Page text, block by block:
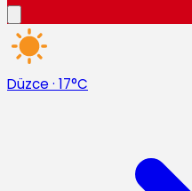
Düzce · 17°C